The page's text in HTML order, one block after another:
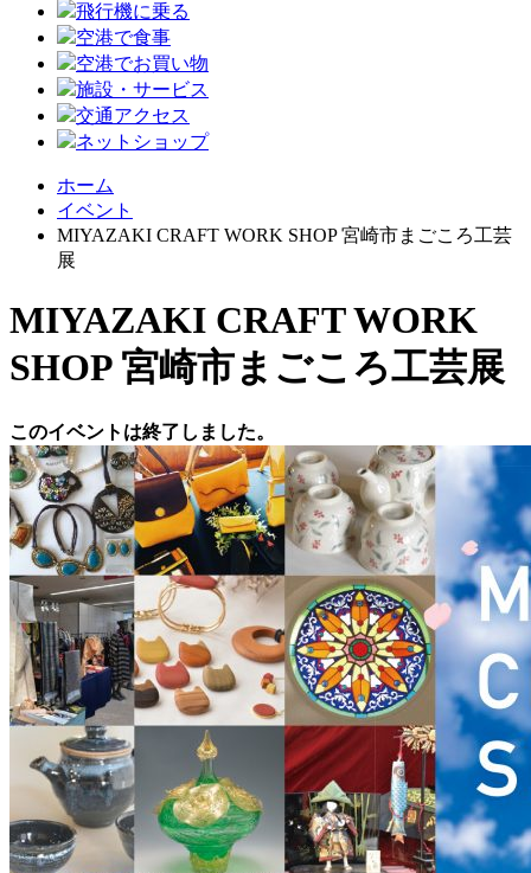
飛行機に乗る
空港で食事
空港でお買い物
施設・サービス
交通アクセス
ネットショップ
ホーム
イベント
MIYAZAKI CRAFT WORK SHOP 宮崎市まごころ工芸
展
MIYAZAKI CRAFT WORK
SHOP 宮崎市まごころ工芸展
このイベントは終了しました。